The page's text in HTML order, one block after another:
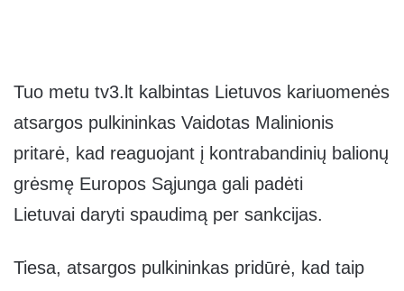
Tuo metu tv3.lt kalbintas Lietuvos kariuomenės
atsargos pulkininkas Vaidotas Malinionis
pritarė, kad reaguojant į kontrabandinių balionų
grėsmę Europos Sąjunga gali padėti
Lietuvai daryti spaudimą per sankcijas.
Tiesa, atsargos pulkininkas pridūrė, kad taip